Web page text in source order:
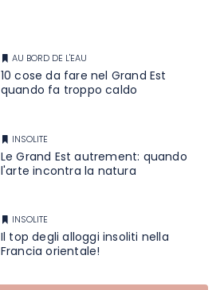
AU BORD DE L'EAU
10 cose da fare nel Grand Est
quando fa troppo caldo
INSOLITE
Le Grand Est autrement: quando
l'arte incontra la natura
INSOLITE
Il top degli alloggi insoliti nella
Francia orientale!